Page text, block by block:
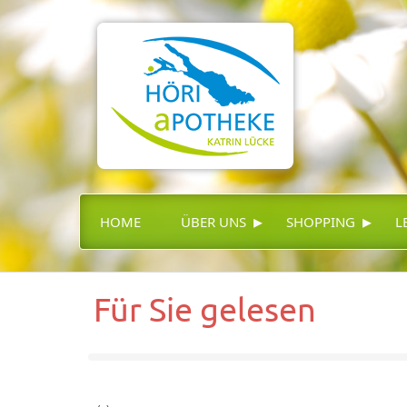
HOME ÜBER UNS ▸ SHOPPING ▸
Für Sie gelesen